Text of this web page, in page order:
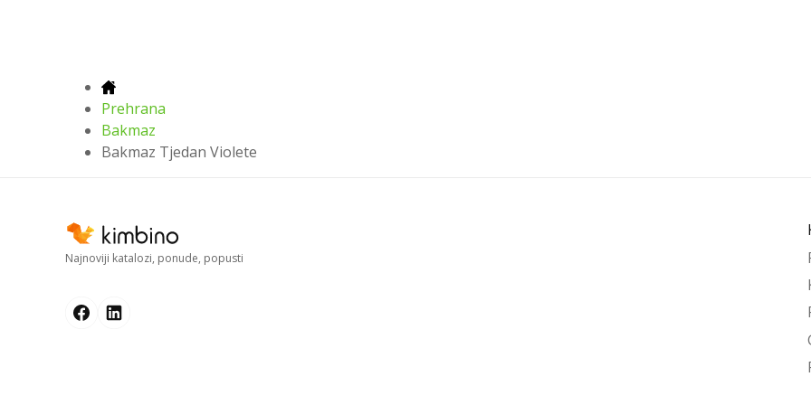
Prehrana
Bakmaz
Bakmaz Tjedan Violete
Najnoviji katalozi, ponude, popusti